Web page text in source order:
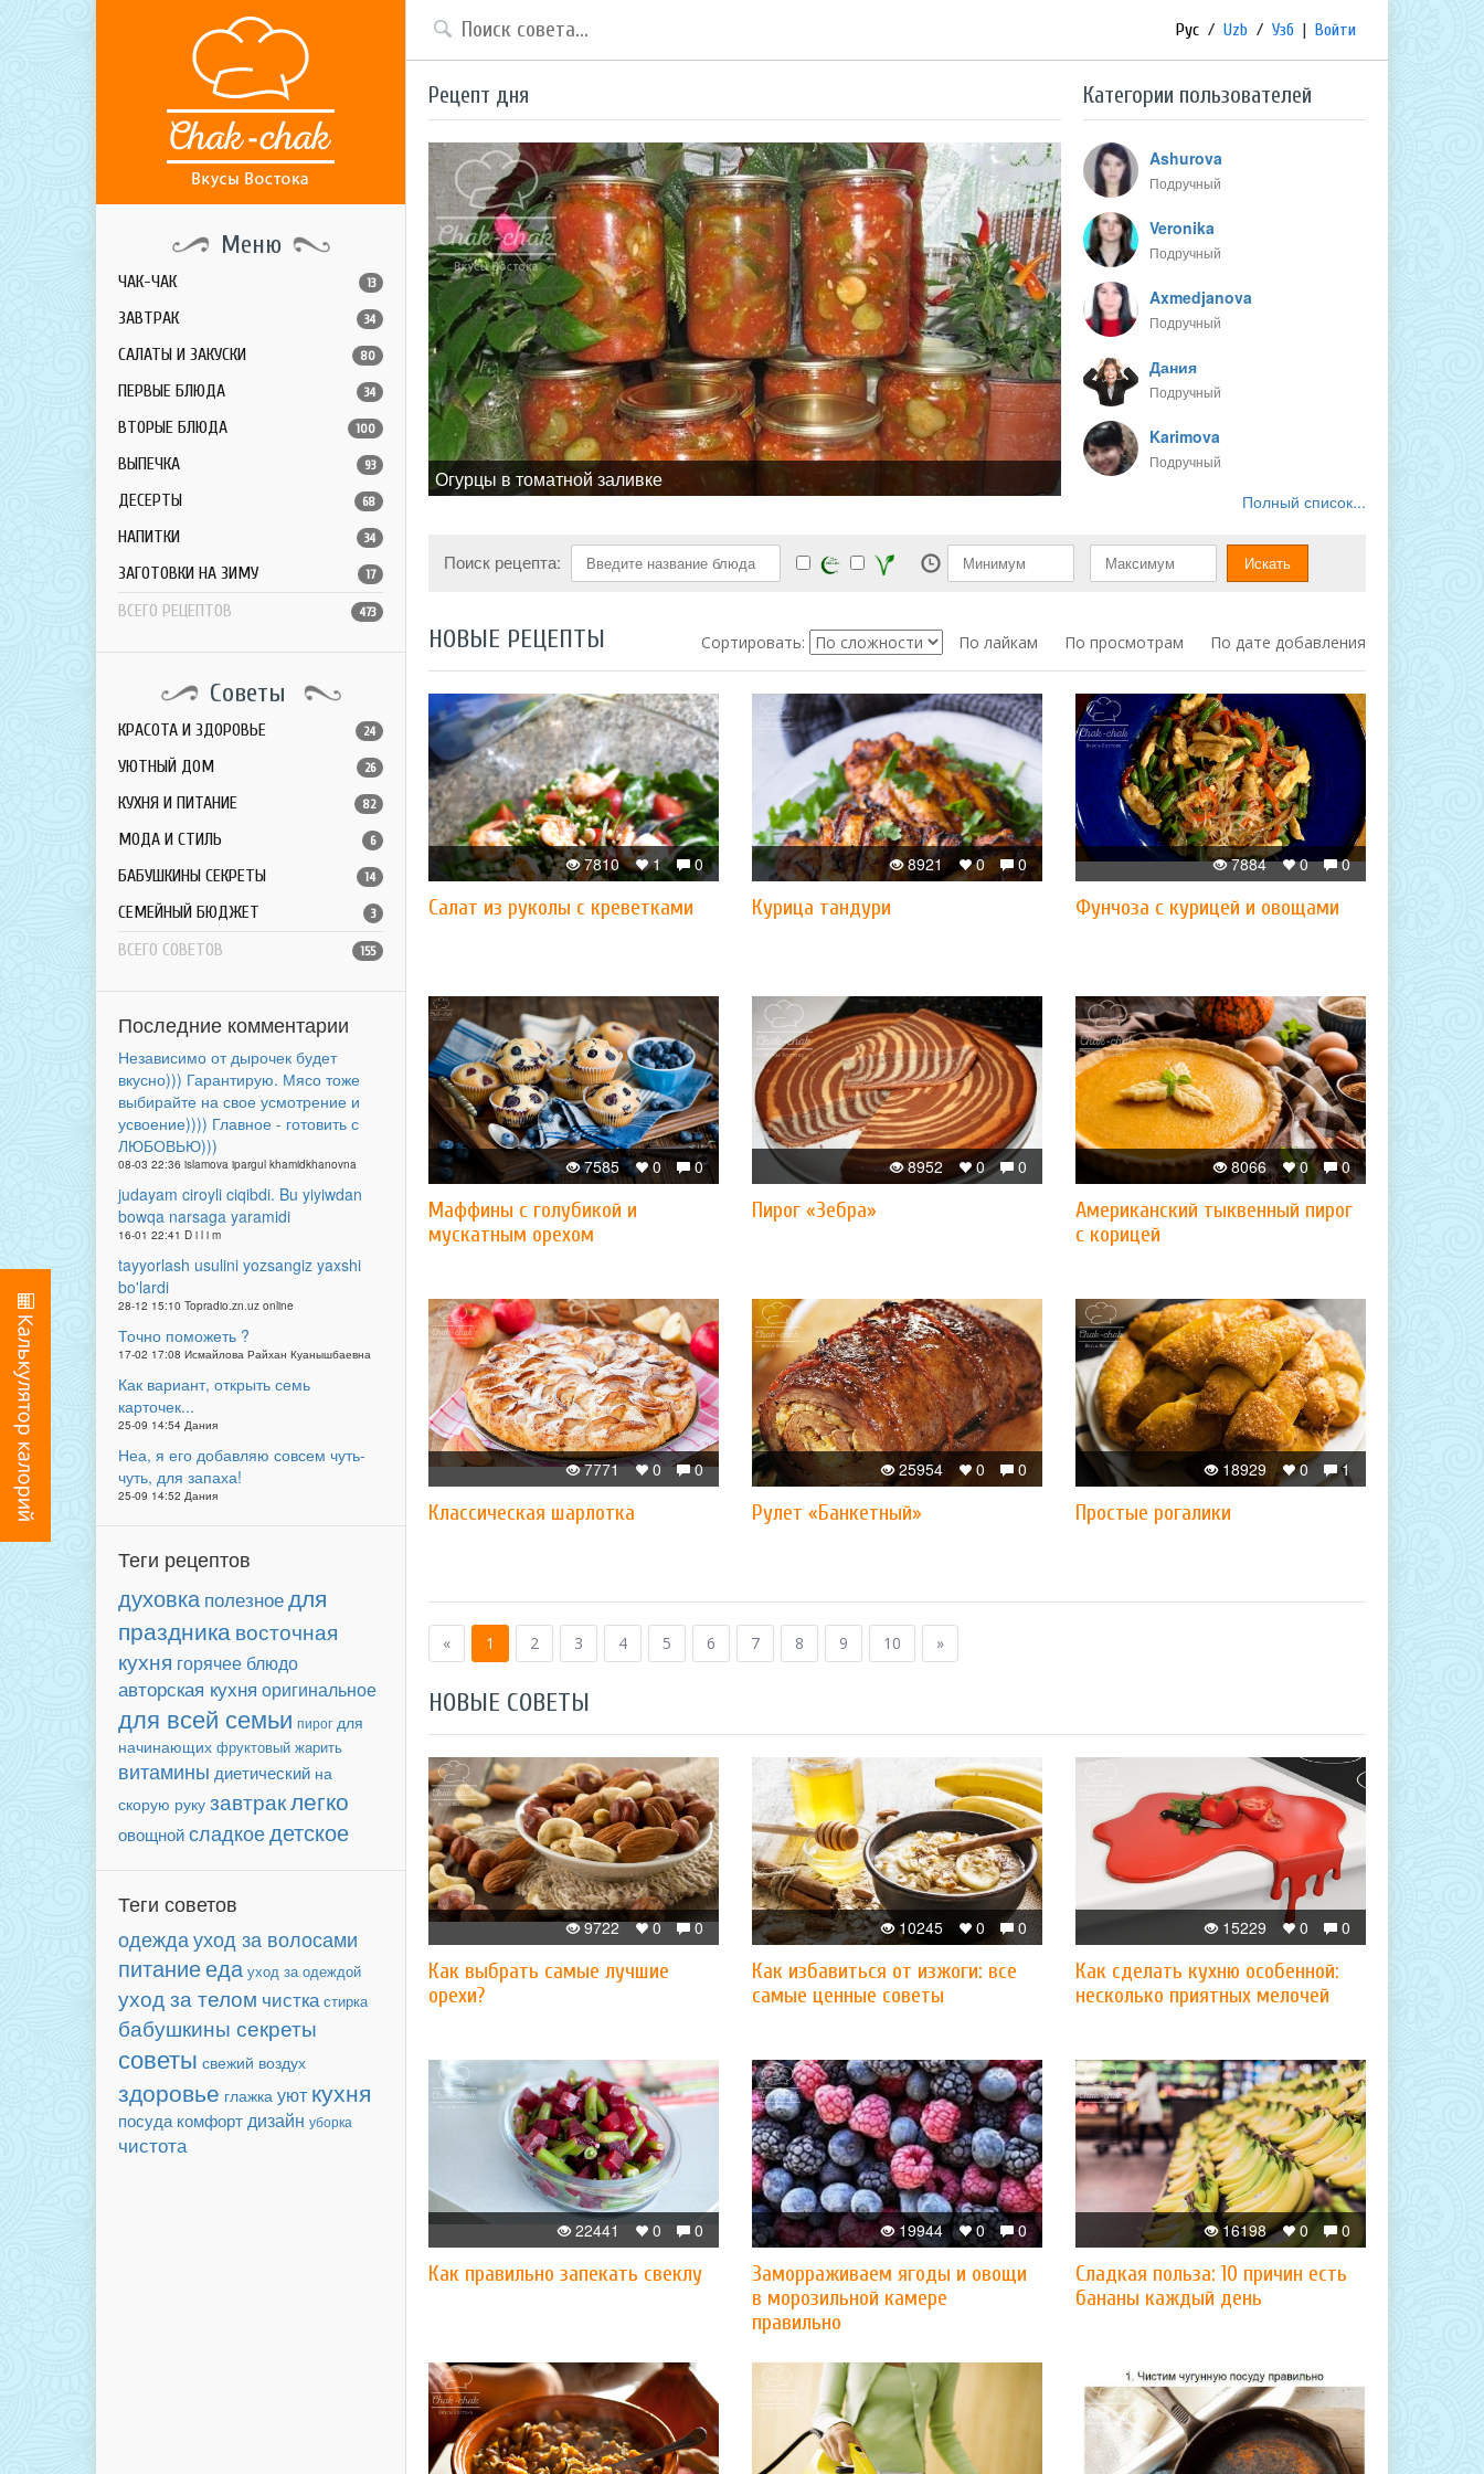
Меню
ЧАК-ЧАК 13
ЗАВТРАК 34
САЛАТЫ И ЗАКУСКИ 80
ПЕРВЫЕ БЛЮДА 34
ВТОРЫЕ БЛЮДА 100
ВЫПЕЧКА 93
ДЕСЕРТЫ 68
НАПИТКИ 34
ЗАГОТОВКИ НА ЗИМУ 17
ВСЕГО РЕЦЕПТОВ 473
Советы
КРАСОТА И ЗДОРОВЬЕ 24
УЮТНЫЙ ДОМ 26
КУХНЯ И ПИТАНИЕ 82
МОДА И СТИЛЬ 6
БАБУШКИНЫ СЕКРЕТЫ 14
СЕМЕЙНЫЙ БЮДЖЕТ 3
ВСЕГО СОВЕТОВ 155
Последние комментарии
Независимо от дырочек будет
вкусно))) Гарантирую. Мясо тоже
выбирайте на свое усмотрение и
усвоение)))) Главное - готовить с
ЛЮБОВЬЮ)))
08-03 22:36 islamova ipargul khamidkhanovna
judayam ciroyli ciqibdi. Bu yiyiwdan
bowqa narsaga yaramidi
16-01 22:41 D i l i m
tayyorlash usulini yozsangiz yaxshi
bo'lardi
28-12 15:10 Topradio.zn.uz online
Точно поможеть ?
17-02 17:08 Исмайлова Райхан Куанышбаевна
Как вариант, открыть семь
карточек...
25-09 14:54 Дания
Неа, я его добавляю совсем чуть-
чуть, для запаха!
25-09 14:52 Дания
Теги рецептов
духовка полезноедля
праздникавосточная
кухня горячее блюдо
авторская кухня оригинальное
для всей семьи пирог для
начинающих фруктовый жарить
витамины диетический на
скорую руку завтраклегко
овощнойсладкоедетское
Теги советов
одеждауход за волосами
питаниееда уход за одеждой
уход за телом чистка стирка
бабушкины секреты
советы свежий воздух
здоровье глажка уют кухня
посуда комфортдизайн уборка
чистота
Рус / Uzb / Узб | Войти
Рецепт дня
Огурцы в томатной заливке
Категории пользователей
Ashurova
Подручный
Veronika
Подручный
Axmedjanova
Подручный
Дания
Подручный
Karimova
Подручный
Полный список...
Поиск рецепта:
НОВЫЕ РЕЦЕПТЫ Сортировать: По лайкам По просмотрам По дате добавления
0
1
7810
Салат из руколы с креветками
0
0
8921
Курица тандури
0
0
7884
Фунчоза с курицей и овощами
0
0
7585
Маффины с голубикой и
мускатным орехом
0
0
8952
Пирог «Зебра»
0
0
8066
Американский тыквенный пирог
с корицей
0
0
7771
Классическая шарлотка
0
0
25954
Рулет «Банкетный»
1
0
18929
Простые рогалики
« 1 2 3 4 5 6 7 8 9 10 »
НОВЫЕ СОВЕТЫ
0
0
9722
Как выбрать самые лучшие
орехи?
0
0
10245
Как избавиться от изжоги: все
самые ценные советы
0
0
15229
Как сделать кухню особенной:
несколько приятных мелочей
0
0
22441
Как правильно запекать свеклу
0
0
19944
Заморраживаем ягоды и овощи
в морозильной камере
правильно
0
0
16198
Сладкая польза: 10 причин есть
бананы каждый день